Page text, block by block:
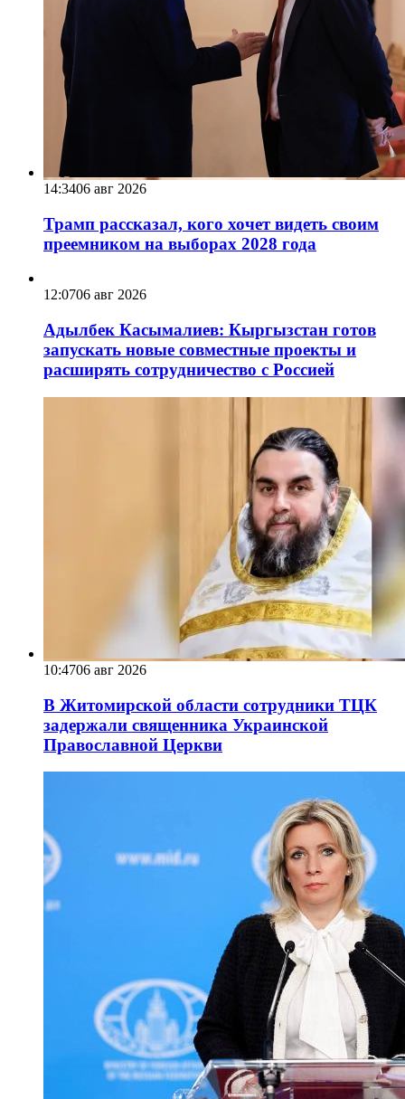
14:3406 авг 2026
Трамп рассказал, кого хочет видеть своим
преемником на выборах 2028 года
12:0706 авг 2026
Адылбек Касымалиев: Кыргызстан готов
запускать новые совместные проекты и
расширять сотрудничество с Россией
10:4706 авг 2026
В Житомирской области сотрудники ТЦК
задержали священника Украинской
Православной Церкви